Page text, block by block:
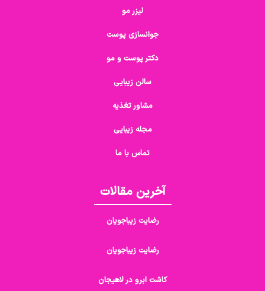
لیزر مو
جوانسازی پوست
دکتر پوست و مو
سالن زیبایی
مشاور تغذیه
مجله زیبایی
تماس با ما
آخرین مقالات
رضایت زیباجویان
رضایت زیباجویان
کاشت ابرو در لاهیجان